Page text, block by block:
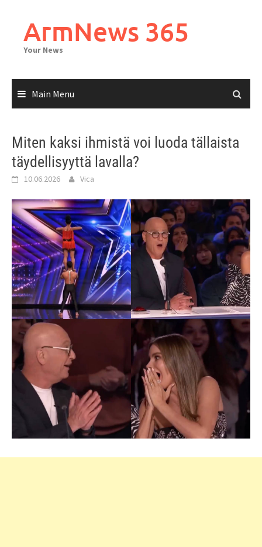
contentArmNews 365
Your News
Main Menu
Miten kaksi ihmistä voi luoda tällaista
täydellisyyttä lavalla?
10.06.2026 Vica